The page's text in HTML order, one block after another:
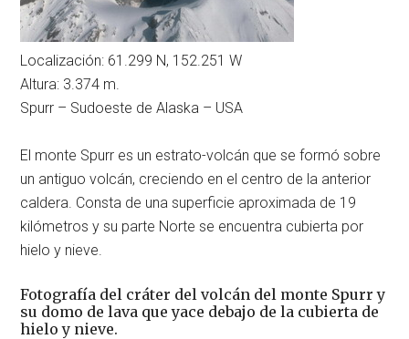
Localización: 61.299 N, 152.251 W
Altura: 3.374 m.
Spurr – Sudoeste de Alaska – USA
El monte Spurr es un estrato-volcán que se formó sobre
un antiguo volcán, creciendo en el centro de la anterior
caldera. Consta de una superficie aproximada de 19
kilómetros y su parte Norte se encuentra cubierta por
hielo y nieve.
Fotografía del cráter del volcán del monte Spurr y
su domo de lava que yace debajo de la cubierta de
hielo y nieve.